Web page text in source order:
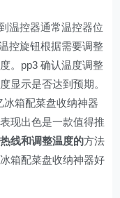
温控器通常温控器位
控旋钮根据需要调整
。pp3 确认温度调整
显示是否达到预期。
冰箱配菜盘收纳神器
现出色是一款值得推
线和调整温度的方法
箱配菜盘收纳神器好